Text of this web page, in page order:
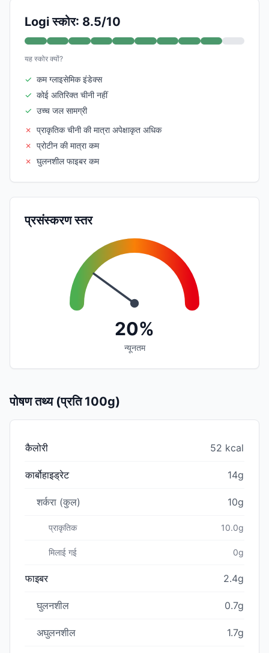
Logi स्कोर: 8.5/10
यह स्कोर क्यों?
✓ कम ग्लाइसेमिक इंडेक्स
✓ कोई अतिरिक्त चीनी नहीं
✓ उच्च जल सामग्री
✗ प्राकृतिक चीनी की मात्रा अपेक्षाकृत अधिक
✗ प्रोटीन की मात्रा कम
✗ घुलनशील फाइबर कम
प्रसंस्करण स्तर
20%
न्यूनतम
पोषण तथ्य (प्रति 100g)
कैलोरी 52 kcal
कार्बोहाइड्रेट 14g
शर्करा (कुल) 10g
प्राकृतिक 10.0g
मिलाई गई 0g
फाइबर 2.4g
घुलनशील 0.7g
अघुलनशील 1.7g